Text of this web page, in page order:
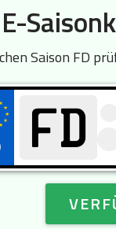
E-
Saison FD